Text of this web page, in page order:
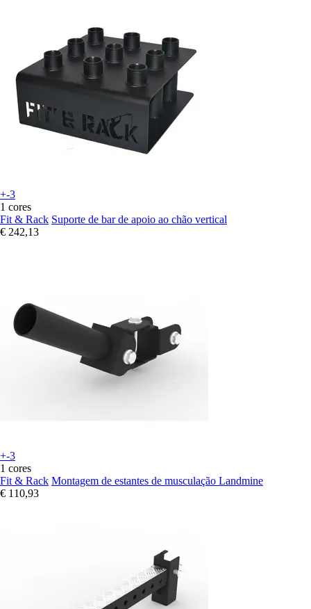
+-3
1 cores
Fit & Rack Suporte de bar de apoio ao chão vertical
€ 242,13
+-3
1 cores
Fit & Rack Montagem de estantes de musculação Landmine
€ 110,93